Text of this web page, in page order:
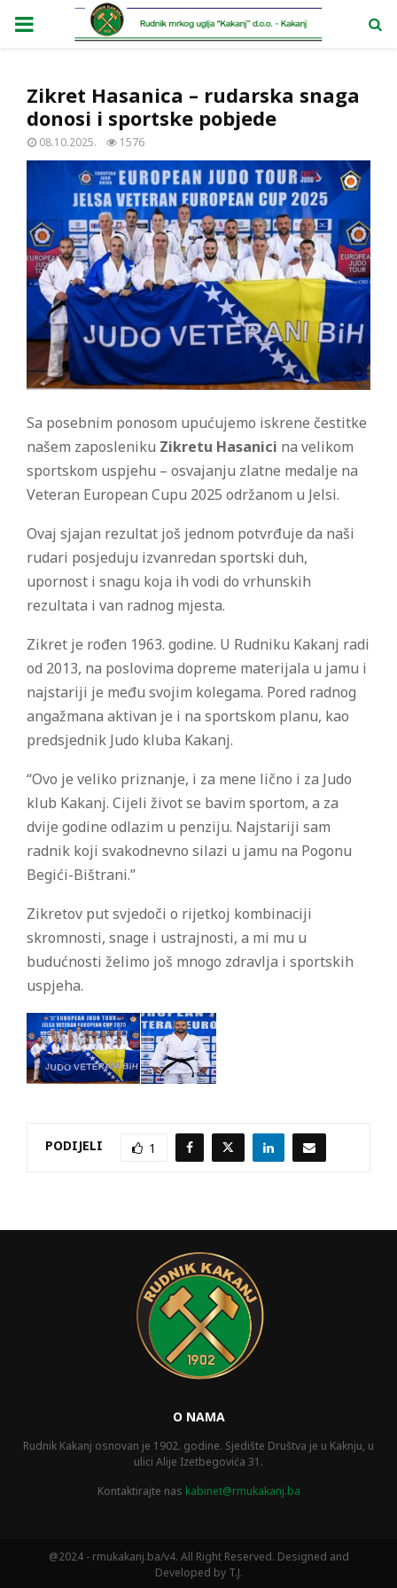
PRIMARY
Zikret Hasanica – rudarska snaga
donosi i sportske pobjede
08.10.2025. 1576
Sa posebnim ponosom upućujemo iskrene čestitke
našem zaposleniku Zikretu Hasanici na velikom
sportskom uspjehu – osvajanju zlatne medalje na
Veteran European Cupu 2025 održanom u Jelsi.
Ovaj sjajan rezultat još jednom potvrđuje da naši
rudari posjeduju izvanredan sportski duh,
upornost i snagu koja ih vodi do vrhunskih
rezultata i van radnog mjesta.
Zikret je rođen 1963. godine. U Rudniku Kakanj radi
od 2013, na poslovima dopreme materijala u jamu i
najstariji je među svojim kolegama. Pored radnog
angažmana aktivan je i na sportskom planu, kao
predsjednik Judo kluba Kakanj.
“Ovo je veliko priznanje, i za mene lično i za Judo
klub Kakanj. Cijeli život se bavim sportom, a za
dvije godine odlazim u penziju. Najstariji sam
radnik koji svakodnevno silazi u jamu na Pogonu
Begići-Bištrani.”
Zikretov put svjedoči o rijetkoj kombinaciji
skromnosti, snage i ustrajnosti, a mi mu u
budućnosti želimo još mnogo zdravlja i sportskih
uspjeha.
PODIJELI 1
O NAMA
Rudnik Kakanj osnovan je 1902. godine. Sjedište Društva je u Kaknju, u
ulici Alije Izetbegovića 31.
Kontaktirajte nas kabinet@rmukakanj.ba
@2024 - rmukakanj.ba/v4. All Right Reserved. Designed and
Developed by T.J.